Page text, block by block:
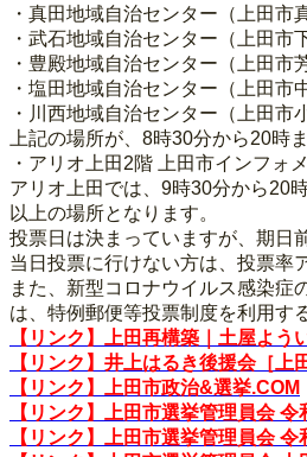
・真田地域自治センター（上田市
・武石地域自治センター（上田市
・豊殿地域自治センター（上田市
・塩田地域自治センター（上田市
・川西地域自治センター（上田市
上記の場所が、8時30分から20時ま
・アリオ上田2階 上田市インフォ
アリオ上田では、9時30分から20時
以上の場所となります。
投票日は決まっていますが、期日
当日投票に行けない方は、投票率
また、新型コロナウイルス感染症
は、特例郵便等投票制度を利用す
【リンク】上田再構築｜土屋よう
【リンク】井上はるき後援会［上
【リンク】上田市政治&選挙.COM
【リンク】上田市選挙管理員会
【リンク】上田市選挙管理員会